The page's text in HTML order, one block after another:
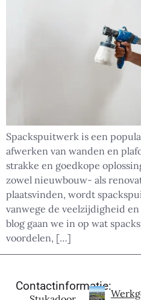
Spackspuitwerk is een
afwerken van wanden en
strakke en goedkope
zowel nieuwbouw- als
plaatsvinden, wordt
vanwege de veelzijdigheid
blog gaan we in op wat
voordelen, […]
Contactinformatie: